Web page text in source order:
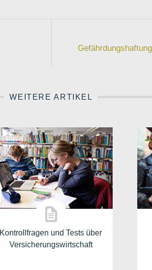
WEITERE ARTIKEL
Kontrollfragen und Tests über
Versicherungswirtschaft